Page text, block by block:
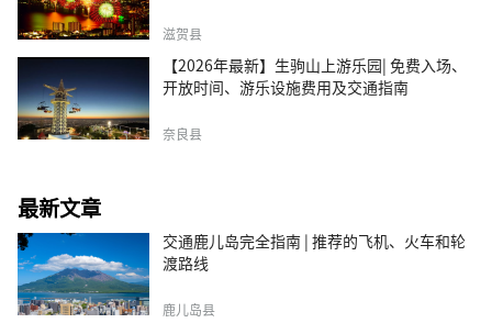
滋贺县
【2026年最新】生驹山上游乐园| 免费入场、
开放时间、游乐设施费用及交通指南
奈良县
最新文章
交通鹿儿岛完全指南 | 推荐的飞机、火车和轮
渡路线
鹿儿岛县